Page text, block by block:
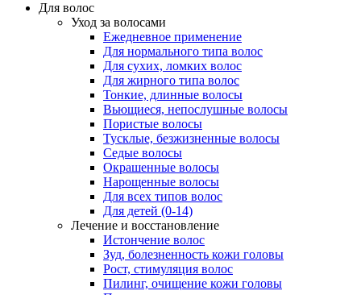
Для волос
Уход за волосами
Ежедневное применение
Для нормального типа волос
Для сухих, ломких волос
Для жирного типа волос
Тонкие, длинные волосы
Вьющиеся, непослушные волосы
Пористые волосы
Тусклые, безжизненные волосы
Седые волосы
Окрашенные волосы
Нарощенные волосы
Для всех типов волос
Для детей (0-14)
Лечение и восстановление
Истончение волос
Зуд, болезненность кожи головы
Рост, стимуляция волос
Пилинг, очищение кожи головы